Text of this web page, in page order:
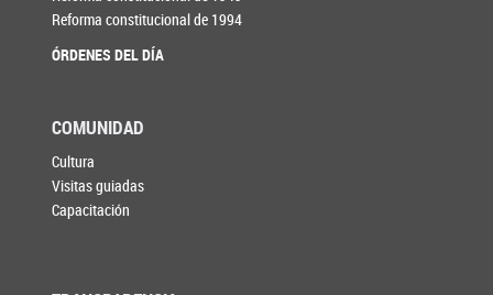
Reforma constitucional de 1994
ÓRDENES DEL DÍA
COMUNIDAD
Cultura
Visitas guiadas
Capacitación